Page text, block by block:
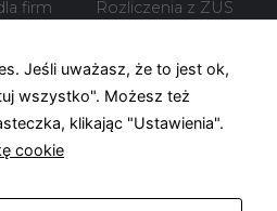
firm Rozliczenia z ZUS
KOF – 2026
Jeśli uważasz, że to jest ok,
wszystko". Możesz też
klikając "Ustawienia".
cookie